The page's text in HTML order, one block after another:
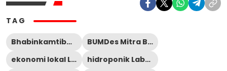
TAG
Bhabinkamtibmas Desa Batu Cermin
BUMDes Mitra Bersama
ekonomi lokal Labuan Bajo
hidroponik Labuan Bajo